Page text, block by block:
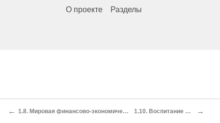
О проекте Разделы
← 1.8. Мировая финансово-экономическая система и Америка. (Ларуш Л. Научные основания принципов физической экономики.М., 1995) 1.10. Воспитание детей в Америке. (Спок Б. О воспитании детей.М., 1998) →